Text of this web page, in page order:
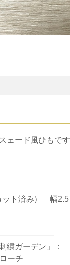
ェード風ひもで
ト済み） 幅2.5
繍ガーデン」：
ーチ